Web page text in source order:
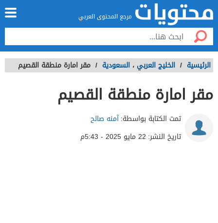
مرجع المحتوى العربي
الرئيسية / الخليج العربي ، السعودية / مقر امارة منطقة القصيم
مقر امارة منطقة القصيم
تمت الكتابة بواسطة:آمنه صالح
تاريخ النشر: 22 مايو 2025 - 5:43م